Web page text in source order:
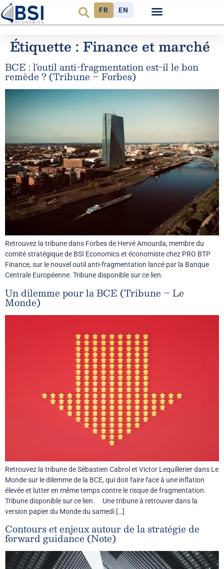
FR EN
Étiquette : Finance et marché
BCE : l’outil anti-fragmentation est-il le bon
remède ? (Tribune – Forbes)
Retrouvez la tribune dans Forbes de Hervé Amourda, membre du
comité stratégique de BSI Economics et économiste chez PRO BTP
Finance, sur le nouvel outil anti-fragmentation lancé par la Banque
Centrale Européenne. Tribune disponible sur ce lien.
Un dilemme pour la BCE (Tribune – Le
Monde)
Retrouvez la tribune de Sébastien Cabrol et Victor Lequillerier dans Le
Monde sur le dilemme de la BCE, qui doit faire face à une inflation
élevée et lutter en même temps contre le risque de fragmentation.
Tribune disponible sur ce lien. Une tribune à retrouver dans la
version papier du Monde du samedi […]
Contours et enjeux autour de la stratégie de
forward guidance (Note)